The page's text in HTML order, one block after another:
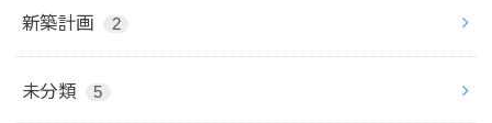
新築計画 2
未分類 5